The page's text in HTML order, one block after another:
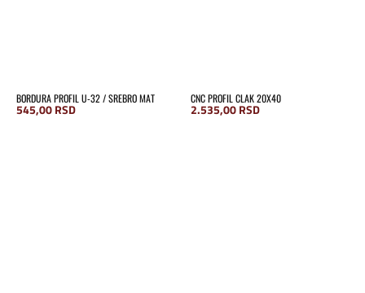
BORDURA PROFIL U-32 / SREBRO MAT
545,00RSD
CNC PROFIL CLAK 20X40
2.535,00RSD